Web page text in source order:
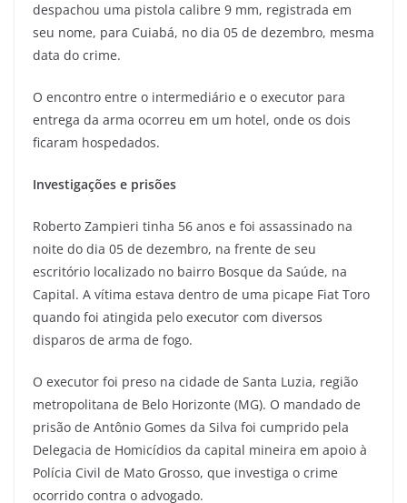
despachou uma pistola calibre 9 mm, registrada em
seu nome, para Cuiabá, no dia 05 de dezembro, mesma
data do crime.
O encontro entre o intermediário e o executor para
entrega da arma ocorreu em um hotel, onde os dois
ficaram hospedados.
Investigações e prisões
Roberto Zampieri tinha 56 anos e foi assassinado na
noite do dia 05 de dezembro, na frente de seu
escritório localizado no bairro Bosque da Saúde, na
Capital. A vítima estava dentro de uma picape Fiat Toro
quando foi atingida pelo executor com diversos
disparos de arma de fogo.
O executor foi preso na cidade de Santa Luzia, região
metropolitana de Belo Horizonte (MG). O mandado de
prisão de Antônio Gomes da Silva foi cumprido pela
Delegacia de Homicídios da capital mineira em apoio à
Polícia Civil de Mato Grosso, que investiga o crime
ocorrido contra o advogado.